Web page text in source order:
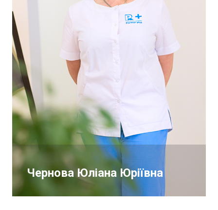
Чернова Юліана Юріївна